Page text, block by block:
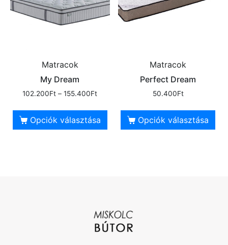
Matracok
My Dream
102.200Ft –155.400Ft
Opciók választása
Matracok
Perfect Dream
50.400Ft
Opciók választása